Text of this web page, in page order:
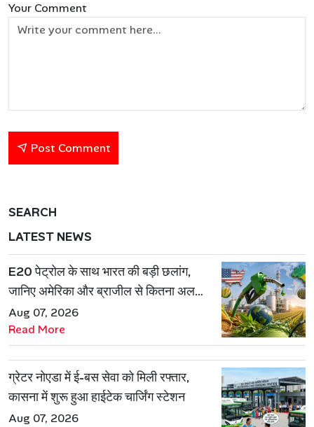
Your Comment
Post Comment
SEARCH
LATEST NEWS
E20 पेट्रोल के साथ भारत की बड़ी छलांग,
जानिए अमेरिका और ब्राजील से कितना अलग
है एथेनॉल मॉडल
Aug 07, 2026
Read More
ग्रेटर नोएडा में ई-बस सेवा को मिली रफ्तार,
कासना में शुरू हुआ हाईटेक चार्जिंग स्टेशन
Aug 07, 2026